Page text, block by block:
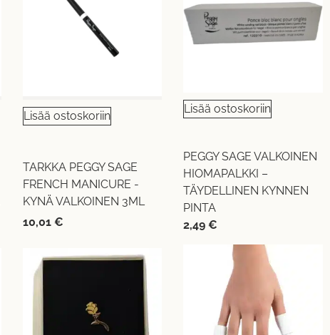
Lisää ostoskoriin
TARKKA PEGGY SAGE
FRENCH MANICURE -
KYNÄ VALKOINEN 3ML
10,01 €
Lisää ostoskoriin
PEGGY SAGE VALKOINEN
HIOMAPALKKI –
TÄYDELLINEN KYNNEN
PINTA
2,49€